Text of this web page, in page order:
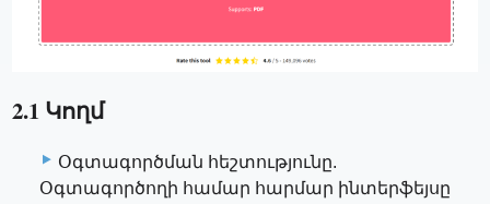
2.1 Կողմ
Օգտագործման հեշտությունը.
Օգտագործողի համար հարմար ինտերֆեյսը